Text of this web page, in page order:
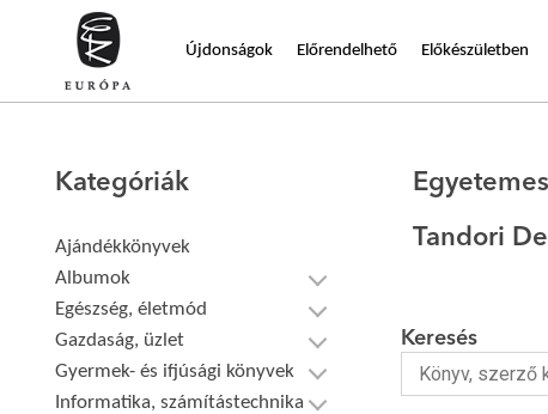
Újdonságok Előrendelhető Előkészületben
Kategóriák
Ajándékkönyvek
Albumok
Egészség, életmód
Gazdaság, üzlet
Gyermek- és ifjúsági könyvek
Informatika, számítástechnika
Tandori
Keresés